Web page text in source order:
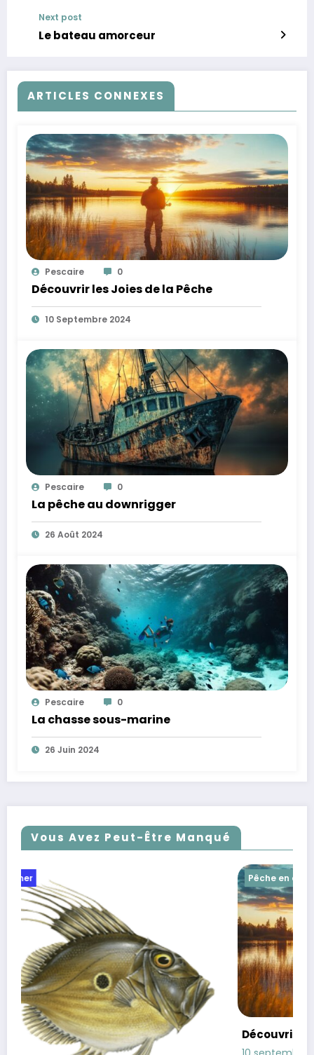
Next post
Le bateau amorceur
ARTICLES CONNEXES
Pescaire 0
Découvrir les Joies de la Pêche
10 Septembre 2024
Pescaire 0
La pêche au downrigger
26 Août 2024
Pescaire 0
La chasse sous-marine
26 Juin 2024
Vous Avez Peut-Être Manqué
Pêche en eau douce
Découvrir les Joies de la Pêche